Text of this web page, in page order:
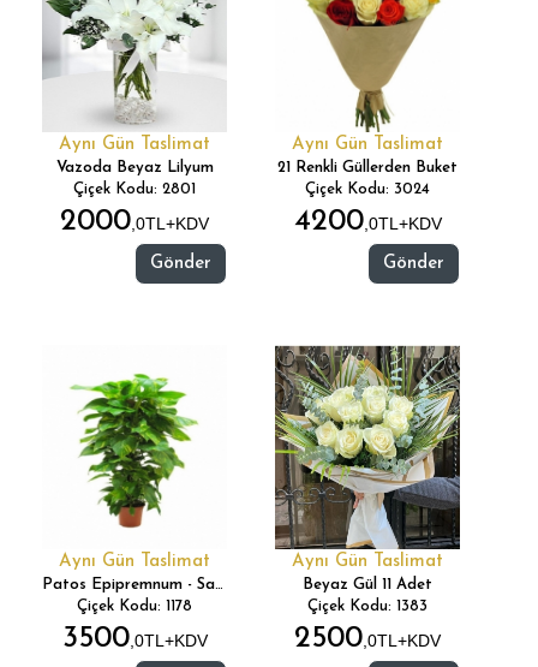
Aynı Gün Taslimat
Vazoda Beyaz Lilyum
Çiçek Kodu: 2801
2000,0TL+KDV
Gönder
Aynı Gün Taslimat
21 Renkli Güllerden Buket
Çiçek Kodu: 3024
4200,0TL+KDV
Gönder
Aynı Gün Taslimat
Patos Epipremnum - Sarmaşık
Çiçek Kodu: 1178
3500,0TL+KDV
Aynı Gün Taslimat
Beyaz Gül 11 Adet
Çiçek Kodu: 1383
2500,0TL+KDV